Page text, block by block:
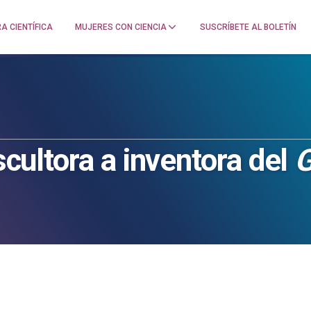
CIENTÍFICA MUJERES CON CIENCIA SUSCRÍBETE AL BOLETÍN
a inventora del